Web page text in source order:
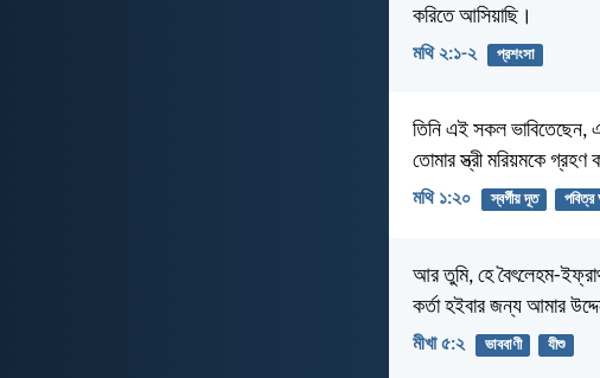
করিতে আসিয়াছি।
মথি ২:১-২ প্রশংসা
তিনি এই সকল ভাবিতেছেন,
তোমার স্ত্রী মরিয়মকে গ্রহণ
মথি ১:২০ স্বর্গীয় দূত পবিত্র
আর তুমি, হে বৈৎলেহম-
কর্তা হইবার জন্য আমার
মীখা ৫:২ ভাববাণী যীশু